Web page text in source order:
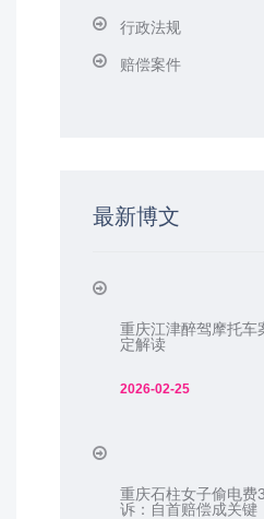
行政法规
赔偿案件
最新博文
重庆江津醉驾摩托车
定解读
2026-02-25
重庆石柱女子偷电费
诉：自首赔偿成关键